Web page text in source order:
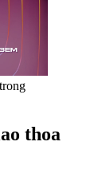
thoa